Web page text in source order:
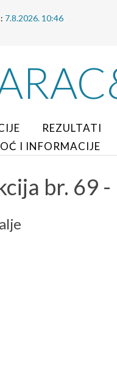
7.8.2026. 10:46
REZULTATI
I INFORMACIJE
br. 69